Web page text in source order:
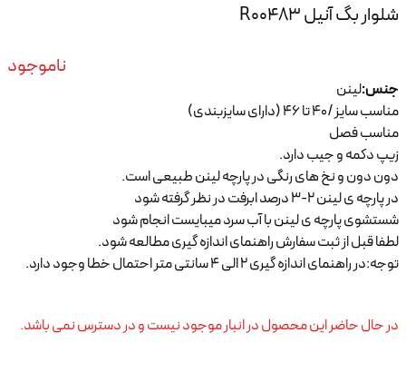
شلوار بگ آنیل R00483
ناموجود
جنس:لینن
مناسب سایز /40 تا 46 (دارای سایزبندی)
مناسب فصل
زیپ دکمه و جیب دارد.
دون دون و نخ های رنگی در پارچه لینن طبیعی است.
در پارچه ی لینن ۲-۳ درصد ابرفت در نظر گرفته شود
شستشوی پارچه ی لینن با آب سرد میبایست انجام شود
لطفا قبل از ثبت سفارش راهنمای اندازه گیری مطالعه شود.
توجه:در راهنمای اندازه گیری 2 الی 4 سانتی متر احتمال خطا وجود دارد.
در حال حاضر این محصول در انبار موجود نیست و در دسترس نمی باشد.